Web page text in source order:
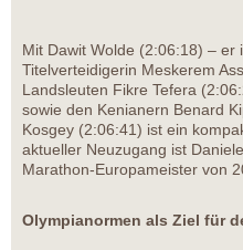
Mit Dawit Wolde (2:06:18) – er
Titelverteidigerin Meskerem
Landsleuten Fikre Tefera
sowie den Kenianern Benard
Kosgey (2:06:41) ist ein
aktueller Neuzugang ist
Marathon-Europameister von
Olympianormen als Ziel für